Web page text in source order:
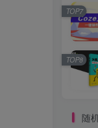
TOP7
TOP8
随